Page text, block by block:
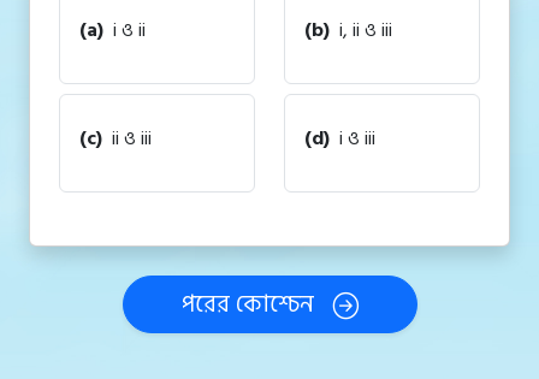
(a) i ও ii (b) i, ii ও iii
(c) ii ও iii (d) i ও iii
পরের কোশ্চেন